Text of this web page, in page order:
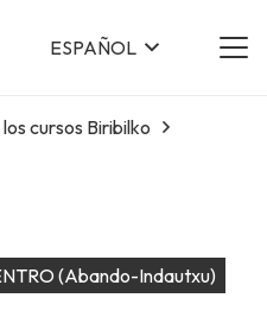
ESPAÑOL
cursos Biribilko
(Abando-Indautxu)